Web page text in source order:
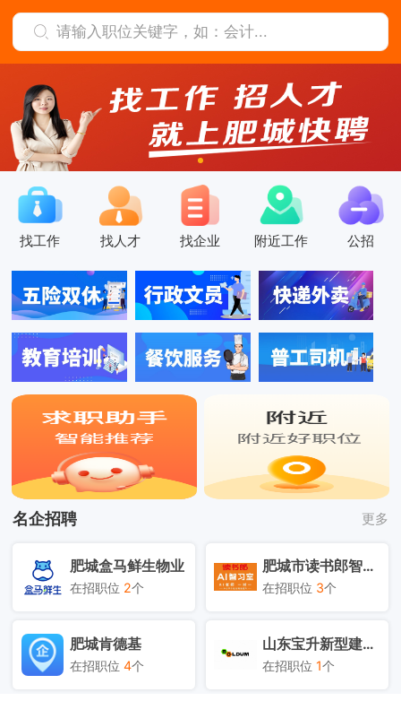
找工作 找人才 找企业 附近工作 公招
名企招聘 更多
肥城市读书郎智慧学习
山东宝升新型建材有限公司
肥城市生机汉方食品店
个
正嘉传媒